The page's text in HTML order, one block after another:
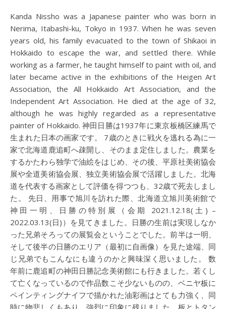
Kanda Nissho was a Japanese painter who was born in
Nerima, Itabashi-ku, Tokyo in 1937. When he was seven
years old, his family evacuated to the town of Shikaoi in
Hokkaido to escape the war, and settled there. While
working as a farmer, he taught himself to paint with oil, and
later became active in the exhibitions of the Heigen Art
Association, the All Hokkaido Art Association, and the
Independent Art Association. He died at the age of 32,
although he was highly regarded as a representative
painter of Hokkaido. 神田日勝は1937年に東京板橋区練馬で
生まれた日本の画家です。 7歳のときに戦火を逃れる為に一
家で北海道鹿追町へ疎開し、そのまま定住しました。農業を
するかたわら独学で油絵をはじめ、その後、平原社美術協会
展や全道美術協会展、独立美術協会展で活躍しました。北海
道を代表する画家として評価を得つつも、32歳で死去しまし
た。 先日、用事で旭川を訪れた際、北海道立旭川美術館で
神田一明、日勝の特別展（会期 2021.12.18(土) –
2022.03.13(日)）を見てきました。日勝の生前は実現しなか
った兄弟そろっての展覧会ということでした。前半は一明、
そして後半の日勝のエリア（最初に自画像）を見た途端、同
じ兄弟でもこんなにも違うのかと興味深く思いました。 数
年前に鹿追町の神田日勝記念美術館にも行きました。若くし
て亡くなっているので作品数こそ少ないものの、ベニヤ板に
ペインティングナイフで描かれた油彩画はとても力強く、同